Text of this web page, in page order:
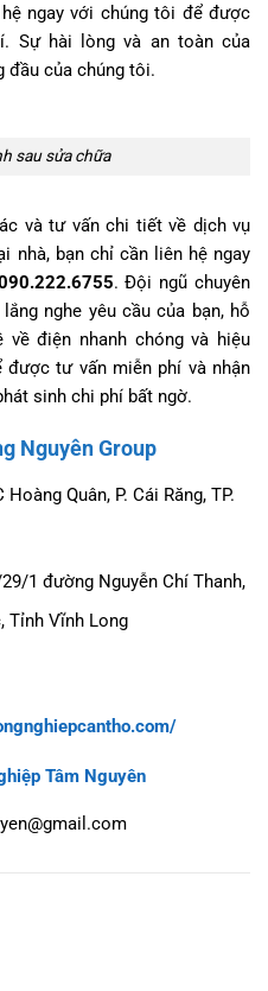
ngay với chúng tôi để được
Sự hài lòng và an toàn của
đầu của chúng tôi.
sau sửa chữa
và tư vấn chi tiết về dịch vụ
nhà, bạn chỉ cần liên hệ ngay
. Đội ngũ chuyên
nghe yêu cầu của bạn, hỗ
điện nhanh chóng và hiệu
được tư vấn miễn phí và nhận
sinh chi phí bất ngờ.
Nguyên Group
Quân, P. Cái Răng, TP.
1 đường Nguyễn Chí Thanh,
Tỉnh Vĩnh Long
Tâm Nguyên